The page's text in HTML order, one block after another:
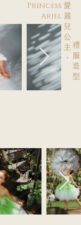
Princess 愛
Ariel 麗
兒
公
主
・
禮
服
造
型